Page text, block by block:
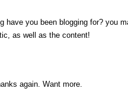
have you been blogging for? you
as well as the content!
again. Want more.